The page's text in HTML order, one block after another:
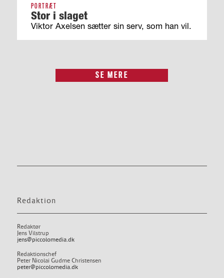
PORTRÆT
Stor i slaget
Viktor Axelsen sætter sin serv, som han vil.
SE MERE
Redaktion
Redaktør
Jens Vilstrup
jens@piccolomedia.dk
Redaktionschef
Peter Nicolai Gudme Christensen
peter@piccolomedia.dk